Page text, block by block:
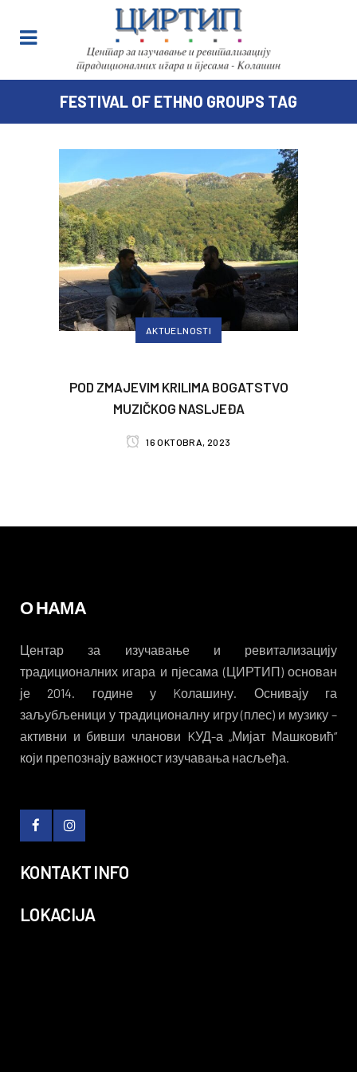
FESTIVAL OF ETHNO GROUPS TAG
AKTUELNOSTI
POD ZMAJEVIM KRILIMA BOGATSTVO
MUZIČKOG NASLJEĐA
16 OKTOBRA, 2023
О НАМА
Центар за изучавање и ревитализацију
традиционалних игара и пјесама (ЦИРТИП) основан
је 2014. године у Kолашину. Оснивају га
заљубљеници у традиционалну игру (плес) и музику –
активни и бивши чланови KУД-а „Мијат Машковић“
који препознају важност изучавања насљеђа.
KONTAKT INFO
LOKACIJA